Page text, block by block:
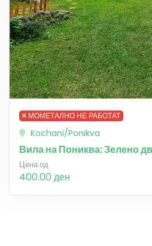
МОМЕТАЛНО НЕ РАБОТАТ
Kochani/Ponikva
Вила на Пониква: Зелено
Цена од
400.00 ден